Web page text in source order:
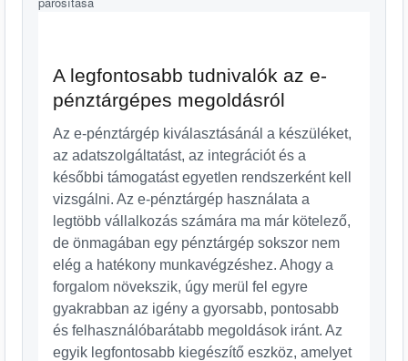
A legfontosabb tudnivalók az e-
pénztárgépes megoldásról
Az e-pénztárgép kiválasztásánál a készüléket,
az adatszolgáltatást, az integrációt és a
későbbi támogatást egyetlen rendszerként kell
vizsgálni. Az e-pénztárgép használata a
legtöbb vállalkozás számára ma már kötelező,
de önmagában egy pénztárgép sokszor nem
elég a hatékony munkavégzéshez. Ahogy a
forgalom növekszik, úgy merül fel egyre
gyakrabban az igény a gyorsabb, pontosabb
és felhasználóbarátabb megoldások iránt. Az
egyik legfontosabb kiegészítő eszköz, amelyet